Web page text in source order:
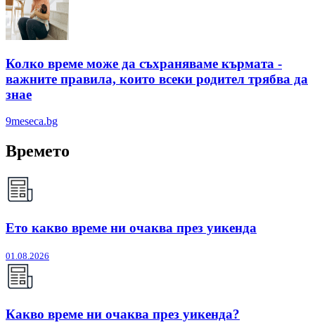
Колко време може да съхраняваме кърмата -
важните правила, които всеки родител трябва да
знае
9meseca.bg
Времето
Ето какво време ни очаква през уикенда
01.08.2026
Какво време ни очаква през уикенда?